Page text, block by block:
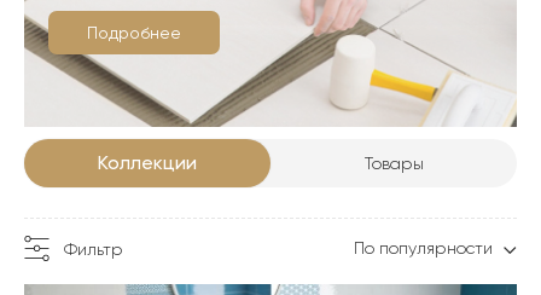
Подробнее
Коллекции Товары
Фильтр По популярности